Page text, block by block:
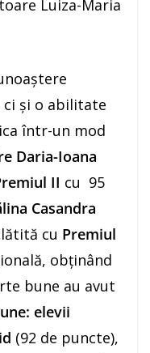
Luiza-Maria
și o abilitate
într-un mod
Daria-Ioana
II cu 95
Casandra
cu Premiul
obținând
bune au avut
elevii
(92 de puncte),